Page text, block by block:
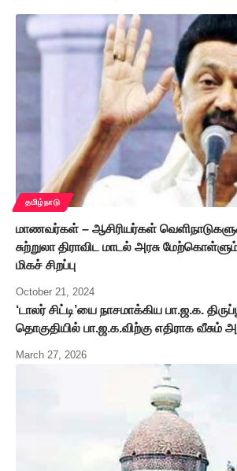
தமிழ்நாடு
மாணவர்கள் – ஆசிரியர்கள்
சுற்றுலா திராவிட மாடல் அரசு
மிகச் சிறப்பு
October 21, 2024
‘டாலர் சிட்டி’யை நாசமாக்கிய பா.ஜ.க.
தொகுதியில் பா.ஜ.க.விற்கு எதிராக வீசும்
March 27, 2026